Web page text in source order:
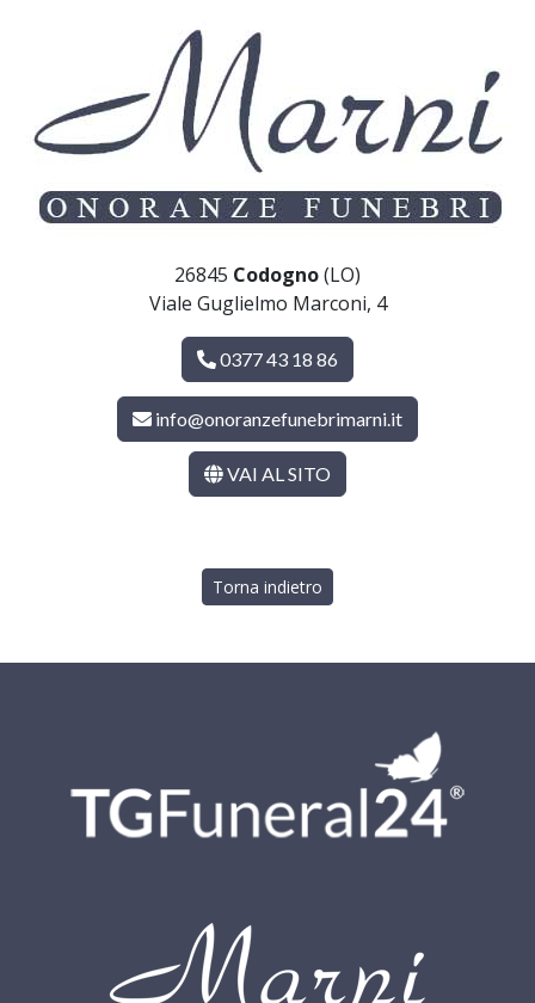
26845 Codogno(LO)
Viale Guglielmo Marconi, 4
0377 43 18 86
info@onoranzefunebrimarni.it
VAI AL SITO
Torna indietro